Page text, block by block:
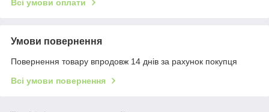
Всі умови оплати
Умови повернення
Повернення товару впродовж 14 днів за рахунок покупця
Всі умови повернення